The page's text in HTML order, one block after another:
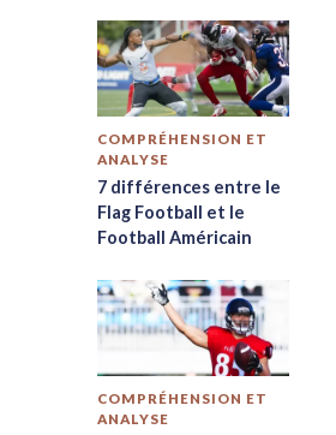
COMPRÉHENSION ET
ANALYSE
7 différences entre le
Flag Football et le
Football Américain
COMPRÉHENSION ET
ANALYSE